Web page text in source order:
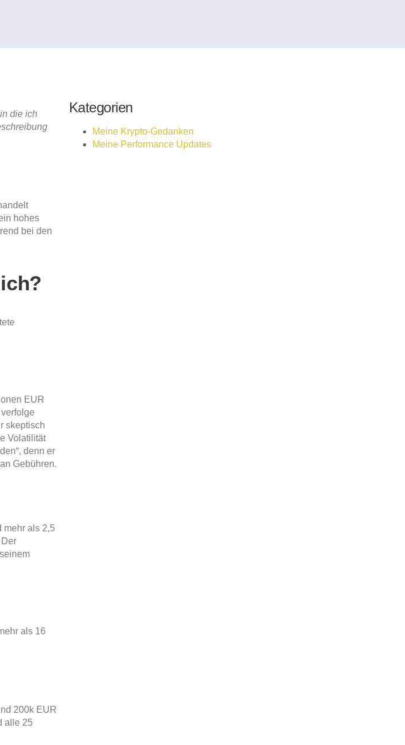
die ich
hohes
bei den
EUR
skeptisch
Volatilität
denn er
Gebühren.
mehr als 2,5
als 16
200k EUR
alle 25
Kategorien
Meine Krypto-Gedanken
Meine Performance Updates